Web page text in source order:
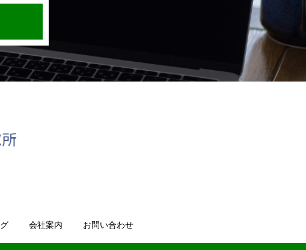
会社案内 お問い合わせ